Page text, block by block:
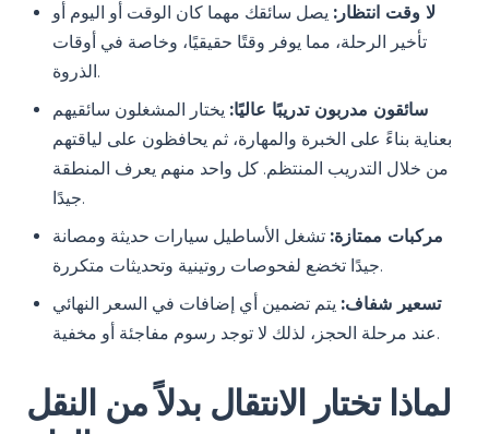
لا وقت انتظار: يصل سائقك مهما كان الوقت أو اليوم أو
تأخير الرحلة، مما يوفر وقتًا حقيقيًا، وخاصة في أوقات
الذروة.
سائقون مدربون تدريبًا عاليًا: يختار المشغلون سائقيهم
بعناية بناءً على الخبرة والمهارة، ثم يحافظون على لياقتهم
من خلال التدريب المنتظم. كل واحد منهم يعرف المنطقة
جيدًا.
مركبات ممتازة: تشغل الأساطيل سيارات حديثة ومصانة
جيدًا تخضع لفحوصات روتينية وتحديثات متكررة.
تسعير شفاف: يتم تضمين أي إضافات في السعر النهائي
عند مرحلة الحجز، لذلك لا توجد رسوم مفاجئة أو مخفية.
لماذا تختار الانتقال بدلاً من النقل